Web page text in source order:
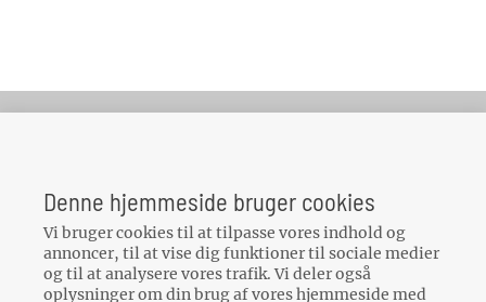
Denne hjemmeside bruger cookies
Vi bruger cookies til at tilpasse vores indhold og
annoncer, til at vise dig funktioner til sociale medier
og til at analysere vores trafik. Vi deler også
oplysninger om din brug af vores hjemmeside med
5560Aarup
CVR: 32142109